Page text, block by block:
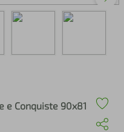
e Conquiste 90x81